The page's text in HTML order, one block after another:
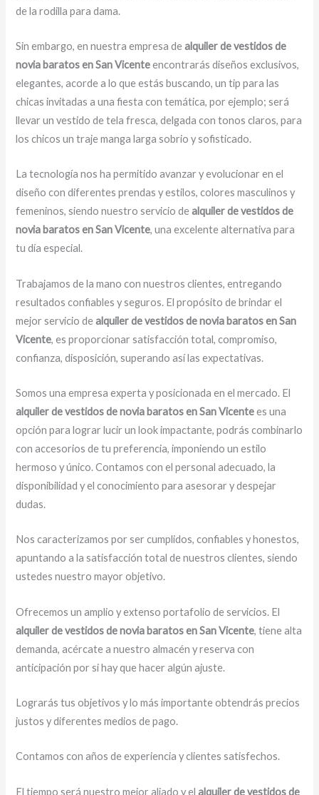
de la rodilla para dama.
Sin embargo, en nuestra empresa dealquiler de vestidos de
novia baratos en San Vicenteencontrarás diseños exclusivos,
elegantes, acorde a lo que estás buscando, un tip para las
chicas invitadas a una fiesta con temática, por ejemplo; será
llevar un vestido de tela fresca, delgada con tonos claros, para
los chicos un traje manga larga sobrio y sofisticado.
La tecnología nos ha permitido avanzar y evolucionar en el
diseño con diferentes prendas y estilos, colores masculinos y
femeninos, siendo nuestro servicio dealquiler de vestidos de
novia baratos en San Vicente, una excelente alternativa para
tu día especial.
Trabajamos de la mano con nuestros clientes, entregando
resultados confiables y seguros. El propósito de brindar el
mejor servicio dealquiler de vestidos de novia baratos en San
Vicente, es proporcionar satisfacción total, compromiso,
confianza, disposición, superando así las expectativas.
Somos una empresa experta y posicionada en el mercado. El
alquiler de vestidos de novia baratos en San Vicentees una
opción para lograr lucir un look impactante, podrás combinarlo
con accesorios de tu preferencia, imponiendo un estilo
hermoso y único. Contamos con el personal adecuado, la
disponibilidad y el conocimiento para asesorar y despejar
dudas.
Nos caracterizamos por ser cumplidos, confiables y honestos,
apuntando a la satisfacción total de nuestros clientes, siendo
ustedes nuestro mayor objetivo.
Ofrecemos un amplio y extenso portafolio de servicios. El
alquiler de vestidos de novia baratos en San Vicente, tiene alta
demanda, acércate a nuestro almacén y reserva con
anticipación por si hay que hacer algún ajuste.
Lograrás tus objetivos y lo más importante obtendrás precios
justos y diferentes medios de pago.
Contamos con años de experiencia y clientes satisfechos.
El tiempo será nuestro mejor aliado y elalquiler de vestidos de